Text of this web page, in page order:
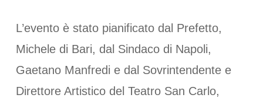
L’evento è stato pianificato dal Prefetto,
Michele di Bari, dal Sindaco di Napoli,
Gaetano Manfredi e dal Sovrintendente e
Direttore Artistico del Teatro San Carlo,